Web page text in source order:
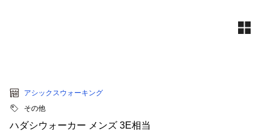
アシックスウォーキング
その他
ハダシウォーカー メンズ 3E相当